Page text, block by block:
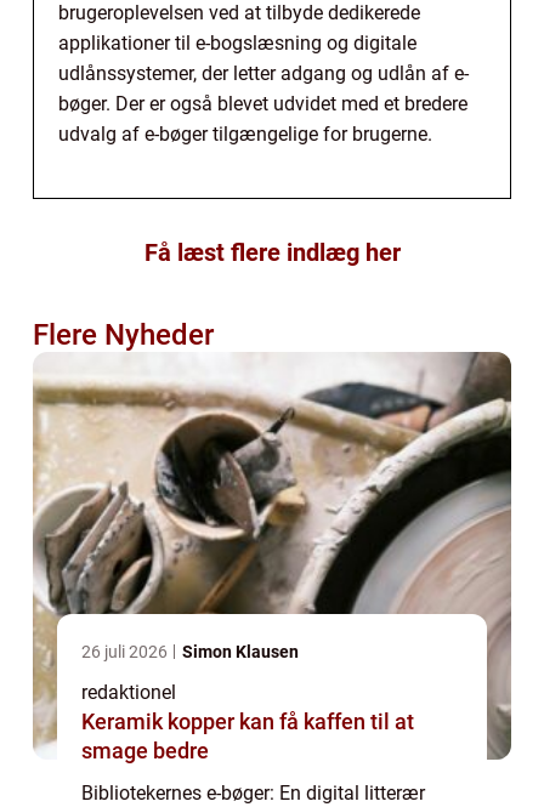
brugeroplevelsen ved at tilbyde dedikerede
applikationer til e-bogslæsning og digitale
udlånssystemer, der letter adgang og udlån af e-
bøger. Der er også blevet udvidet med et bredere
udvalg af e-bøger tilgængelige for brugerne.
Få læst flere indlæg her
Flere Nyheder
26 juli 2026 Simon Klausen
redaktionel
Keramik kopper kan få kaffen til at
smage bedre
Bibliotekernes e-bøger: En digital litterær